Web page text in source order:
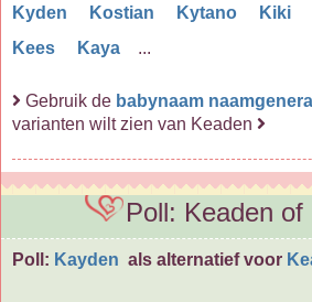
Kyden
Kostian Kytano Kiki
Kees
Kaya ...
Gebruik de babynaam
varianten wilt zien van Keaden
Poll: Keaden of
Poll: Kayden als alternatief voor